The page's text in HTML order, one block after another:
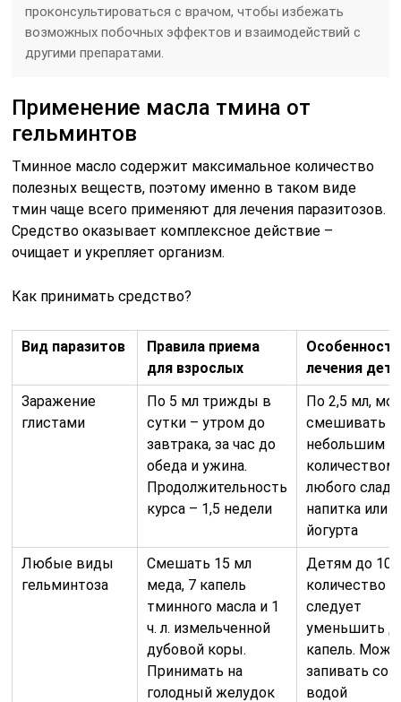
проконсультироваться с врачом, чтобы избежать
возможных побочных эффектов и взаимодействий с
другими препаратами.
Применение масла тмина от
гельминтов
Тминное масло содержит максимальное количество
полезных веществ, поэтому именно в таком виде
тмин чаще всего применяют для лечения паразитозов.
Средство оказывает комплексное действие –
очищает и укрепляет организм.
Как принимать средство?
Вид паразитов
Правила приема
для взрослых
Особенности
лечения
Заражение
глистами
По 5 мл трижды в
сутки – утром до
завтрака, за час до
обеда и ужина.
Продолжительность
курса – 1,5 недели
По 2,5 мл,
смешивать с
небольшим
количеством
любого
напитка или
йогурта
Любые виды
гельминтоза
Смешать 15 мл
меда, 7 капель
тминного масла и 1
ч. л. измельченной
дубовой коры.
Принимать на
голодный желудок
Детям до 10
количество
следует
уменьшить
капель.
запивать
водой